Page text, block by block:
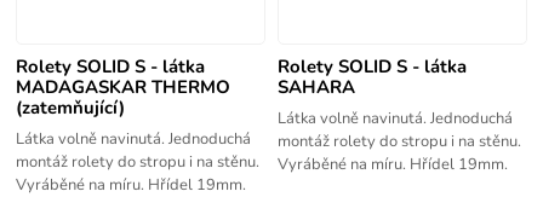
Rolety SOLID S - látka
MADAGASKAR THERMO
(zatemňující)
Látka volně navinutá. Jednoduchá
montáž rolety do stropu i na stěnu.
Vyráběné na míru. Hřídel 19mm.
Rolety SOLID S - látka
SAHARA
Látka volně navinutá. Jednoduchá
montáž rolety do stropu i na stěnu.
Vyráběné na míru. Hřídel 19mm.